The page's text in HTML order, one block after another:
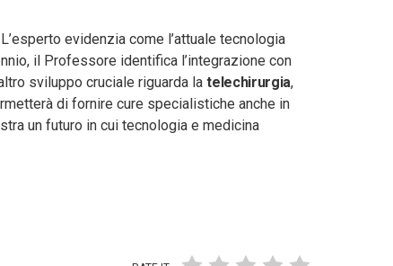
evidenzia come l’attuale tecnologia
il Professore identifica l’integrazione con
sviluppo cruciale riguarda latelechirurgia,
di fornire cure specialistiche anche in
un futuro in cui tecnologia e medicina